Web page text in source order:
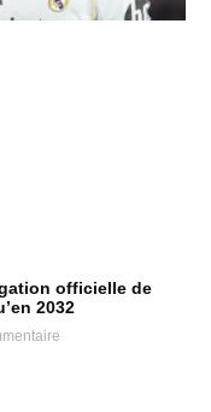
officielle de
2032